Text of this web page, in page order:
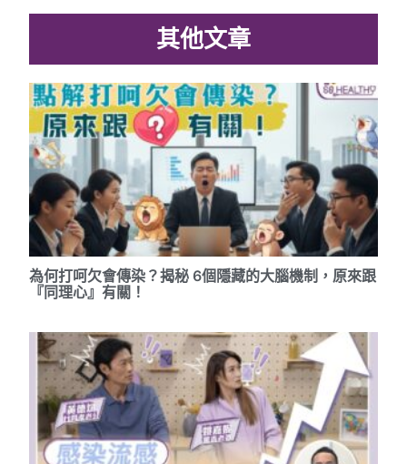
其他文章
為何打呵欠會傳染？揭秘 6個隱藏的大腦機制，原來跟
『同理心』有關！